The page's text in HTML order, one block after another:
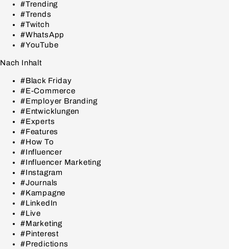
#Trending
#Trends
#Twitch
#WhatsApp
#YouTube
Nach Inhalt
#Black Friday
#E-Commerce
#Employer Branding
#Entwicklungen
#Experts
#Features
#How To
#Influencer
#Influencer Marketing
#Instagram
#Journals
#Kampagne
#LinkedIn
#Live
#Marketing
#Pinterest
#Predictions